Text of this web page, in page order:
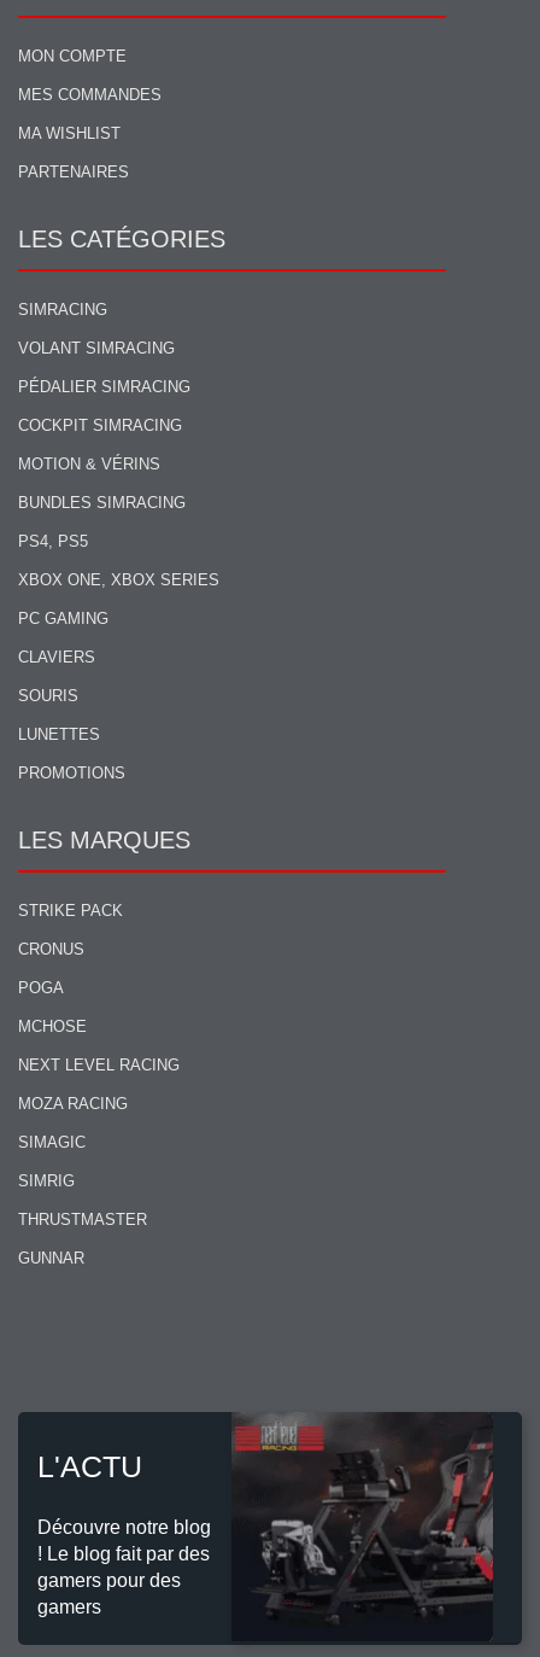
MON COMPTE
MES COMMANDES
MA WISHLIST
PARTENAIRES
LES CATÉGORIES
SIMRACING
VOLANT SIMRACING
PÉDALIER SIMRACING
COCKPIT SIMRACING
MOTION & VÉRINS
BUNDLES SIMRACING
PS4, PS5
XBOX ONE, XBOX SERIES
PC GAMING
CLAVIERS
SOURIS
LUNETTES
PROMOTIONS
LES MARQUES
STRIKE PACK
CRONUS
POGA
MCHOSE
NEXT LEVEL RACING
MOZA RACING
SIMAGIC
SIMRIG
THRUSTMASTER
GUNNAR
L'ACTU
Découvre notre blog
! Le blog fait par des
gamers pour des
gamers